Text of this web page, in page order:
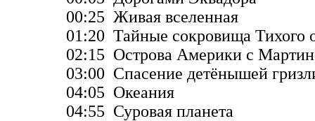
00:25 Живая вселенная
01:20 Тайные сокровища Тихого
02:15 Острова Америки с
03:00 Спасение детёнышей
04:05 Океания
04:55 Суровая планета